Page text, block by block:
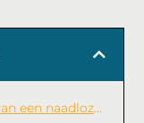
De aantrekkingskracht van een naadloze vloer